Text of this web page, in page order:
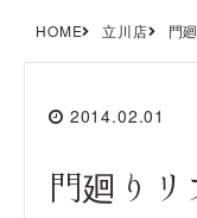
HOME 立川店 門
2014.02.01
門廻り